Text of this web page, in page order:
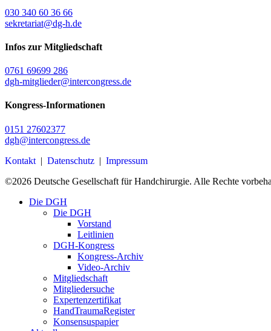
030 340 60 36 66
sekretariat@dg-h.de
Infos zur Mitgliedschaft
0761 69699 286
dgh-mitglieder@intercongress.de
Kongress-Informationen
0151 27602377
dgh@intercongress.de
Kontakt | Datenschutz | Impressum
©2026 Deutsche Gesellschaft für Handchirurgie. Alle Rechte
Close
Die DGH
Die DGH
Vorstand
Leitlinien
DGH-Kongress
Kongress-Archiv
Video-Archiv
Mitgliedschaft
Mitgliedersuche
Expertenzertifikat
HandTraumaRegister
Konsensuspapier